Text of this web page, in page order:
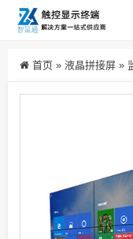
首页 » 液晶拼接屏 »